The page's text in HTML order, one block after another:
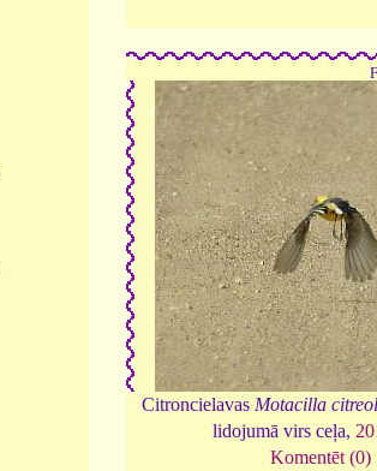
Citroncielavas Motacilla
lidojumā virs ceļa,
Komentēt (0)